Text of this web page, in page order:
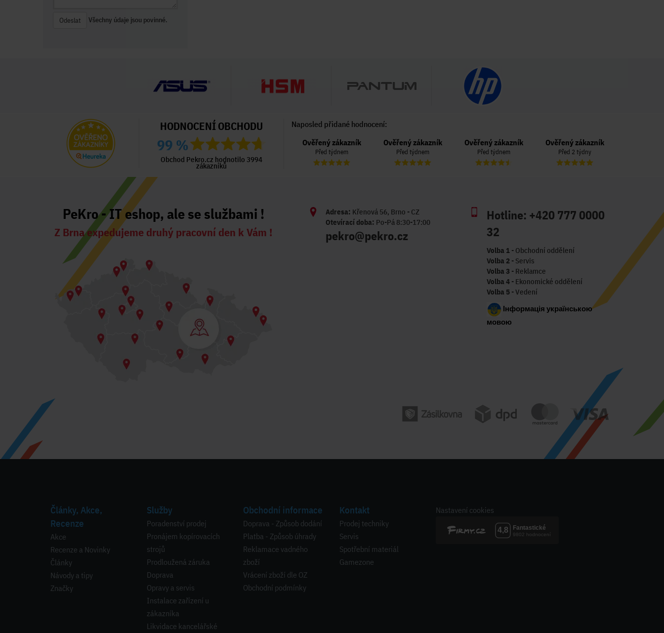
Odeslat Všechny údaje jsou povinné.
HODNOCENÍ OBCHODU
99 %
Obchod Pekro.cz hodnotilo 3994
zákazníků
Naposled přidané hodnocení:
Ověřený zákazník
Před 2 dny
Ověřený zákazník
Před 6 dny
Ověřený zákazník
Před 6 dny
Ověřený zákazník
Před týdnem
Ověřený zákazník
Před týdnem
Ověřený zákazník
Před týdnem
Ověřený zákazník
Před 2 týdny
PeKro - IT eshop, ale se službami !
Z Brna expedujeme druhý pracovní den k Vám !
Adresa: Křenová 56, Brno - CZ
Otevírací doba: Po-Pá 8:30-17:00
pekro@pekro.cz
Hotline: +420 777 0000
32
Volba 1 - Obchodní oddělení
Volba 2 - Servis
Volba 3 - Reklamce
Volba 4 - Ekonomické oddělení
Volba 5 - Vedení
Інформація українською
мовою
Články, Akce,
Recenze
Akce
Recenze a Novinky
Články
Návody a tipy
Značky
Služby
Poradenství prodej
Pronájem kopírovacích
strojů
Prodloužená záruka
Doprava
Opravy a servis
Instalace zařízení u
zákazníka
Likvidace kancelářské
Obchodní informace
Doprava - Způsob dodání
Platba - Způsob úhrady
Reklamace vadného
zboží
Vrácení zboží dle OZ
Obchodní podmínky
Kontakt
Prodej techniky
Servis
Spotřební materiál
Gamezone
Nastavení cookies